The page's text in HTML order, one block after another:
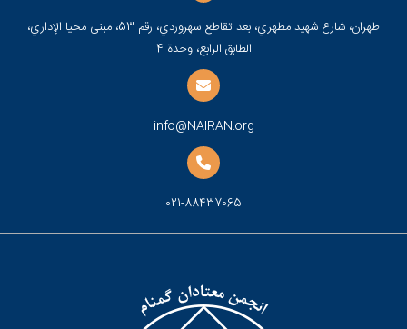
طهران، شارع شهيد مطهري، بعد تقاطع سهروردي، رقم 53، مبنى محيا الإداري،
الطابق الرابع، وحدة 4
info@NAIRAN.org
021-88437065